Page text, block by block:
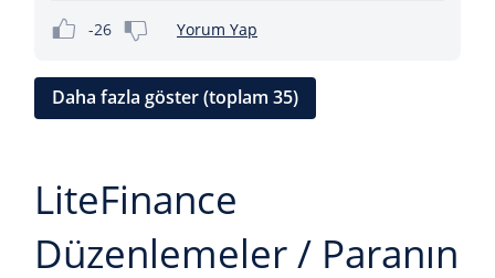
-26 Yorum Yap
Daha fazla göster (toplam 35)
LiteFinance
Düzenlemeler / Paranın